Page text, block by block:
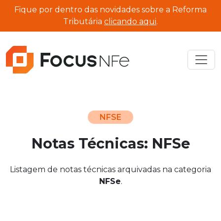
Fique por dentro das novidades sobre a Reforma
Tributária clicando aqui.
NFSE
Notas Técnicas: NFSe
Listagem de notas técnicas arquivadas na categoria
NFSe.